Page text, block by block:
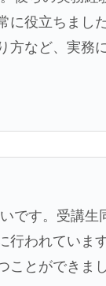
に役立ちまし
方など、実務
です。受講生
行われていま
ことができま